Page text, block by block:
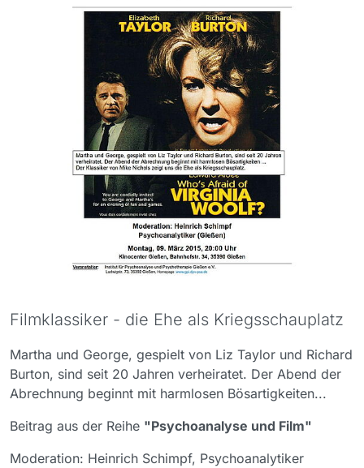
Filmklassiker - die Ehe als Kriegsschauplatz
Martha und George, gespielt von Liz Taylor und Richard
Burton, sind seit 20 Jahren verheiratet. Der Abend der
Abrechnung beginnt mit harmlosen Bösartigkeiten...
Beitrag aus der Reihe "Psychoanalyse und Film"
Moderation: Heinrich Schimpf, Psychoanalytiker